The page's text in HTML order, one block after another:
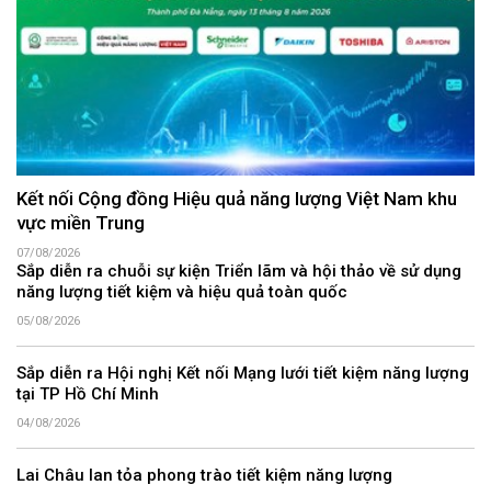
Kết nối Cộng đồng Hiệu quả năng lượng Việt Nam khu
vực miền Trung
07/08/2026
Sắp diễn ra chuỗi sự kiện Triển lãm và hội thảo về sử dụng
năng lượng tiết kiệm và hiệu quả toàn quốc
05/08/2026
Sắp diễn ra Hội nghị Kết nối Mạng lưới tiết kiệm năng lượng
tại TP Hồ Chí Minh
04/08/2026
Lai Châu lan tỏa phong trào tiết kiệm năng lượng